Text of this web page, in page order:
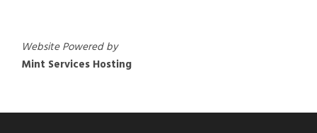
Website Powered by
Mint Services Hosting